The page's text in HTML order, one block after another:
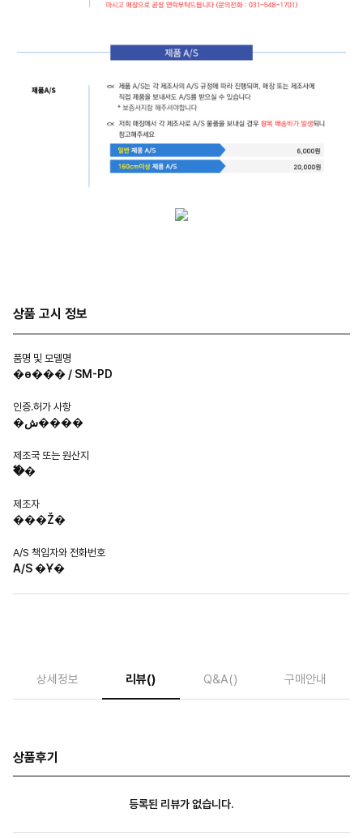
상품 고시 정보
품명 및 모델명
�ɵ��� / SM-PD
인증.허가 사항
�ش����
제조국 또는 원산지
�߱�
제조자
���Ž�
A/S 책임자와 전화번호
A/S �Ұ�
상세정보 리뷰() Q&A() 구매안내
상품후기
등록된 리뷰가 없습니다.